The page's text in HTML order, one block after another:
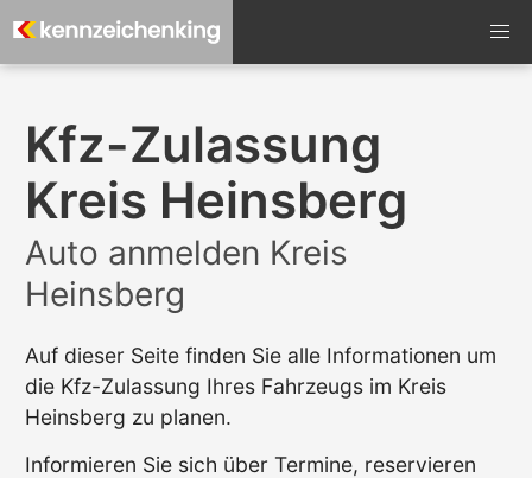
Kfz-Zulassung
Kreis Heinsberg
Auto anmelden Kreis
Heinsberg
Auf dieser Seite finden Sie alle Informationen um
die Kfz-Zulassung Ihres Fahrzeugs im Kreis
Heinsberg zu planen.
Informieren Sie sich über Termine, reservieren